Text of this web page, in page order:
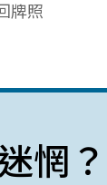
牌照
惘？